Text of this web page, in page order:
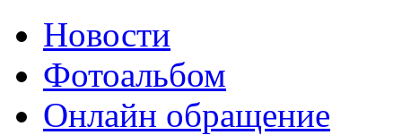
Новости
Фотоальбом
Онлайн обращение